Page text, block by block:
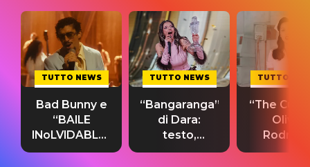
TUTTO NEWS
Bad Bunny e
“BAILE
INoLVIDABLE”:
testo,
TUTTO NEWS
“Bangaranga”
di Dara:
testo,
traduzione e
TUTTO
“The
Olivia
testo,